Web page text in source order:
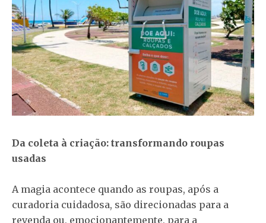
Da coleta à criação: transformando roupas
usadas
A magia acontece quando as roupas, após a
curadoria cuidadosa, são direcionadas para a
revenda ou, emocionantemente, para a